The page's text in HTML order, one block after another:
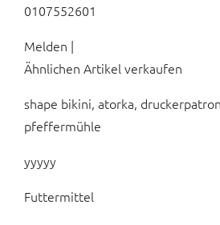
0107552601
Melden |
Ähnlichen Artikel verkaufen
shape bikini, atorka,
pfeffermühle
yyyyy
Futtermittel